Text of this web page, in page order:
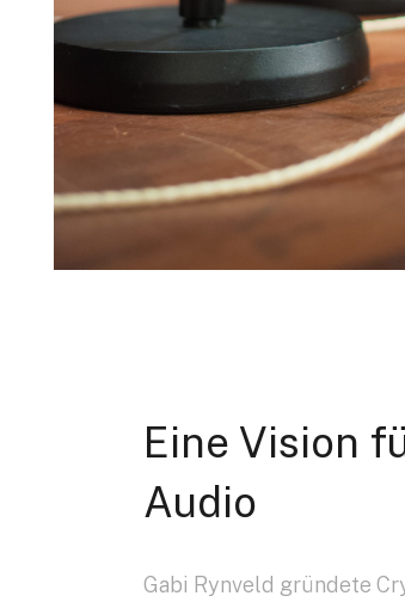
Eine Vision
Audio
Gabi Rynveld gründete